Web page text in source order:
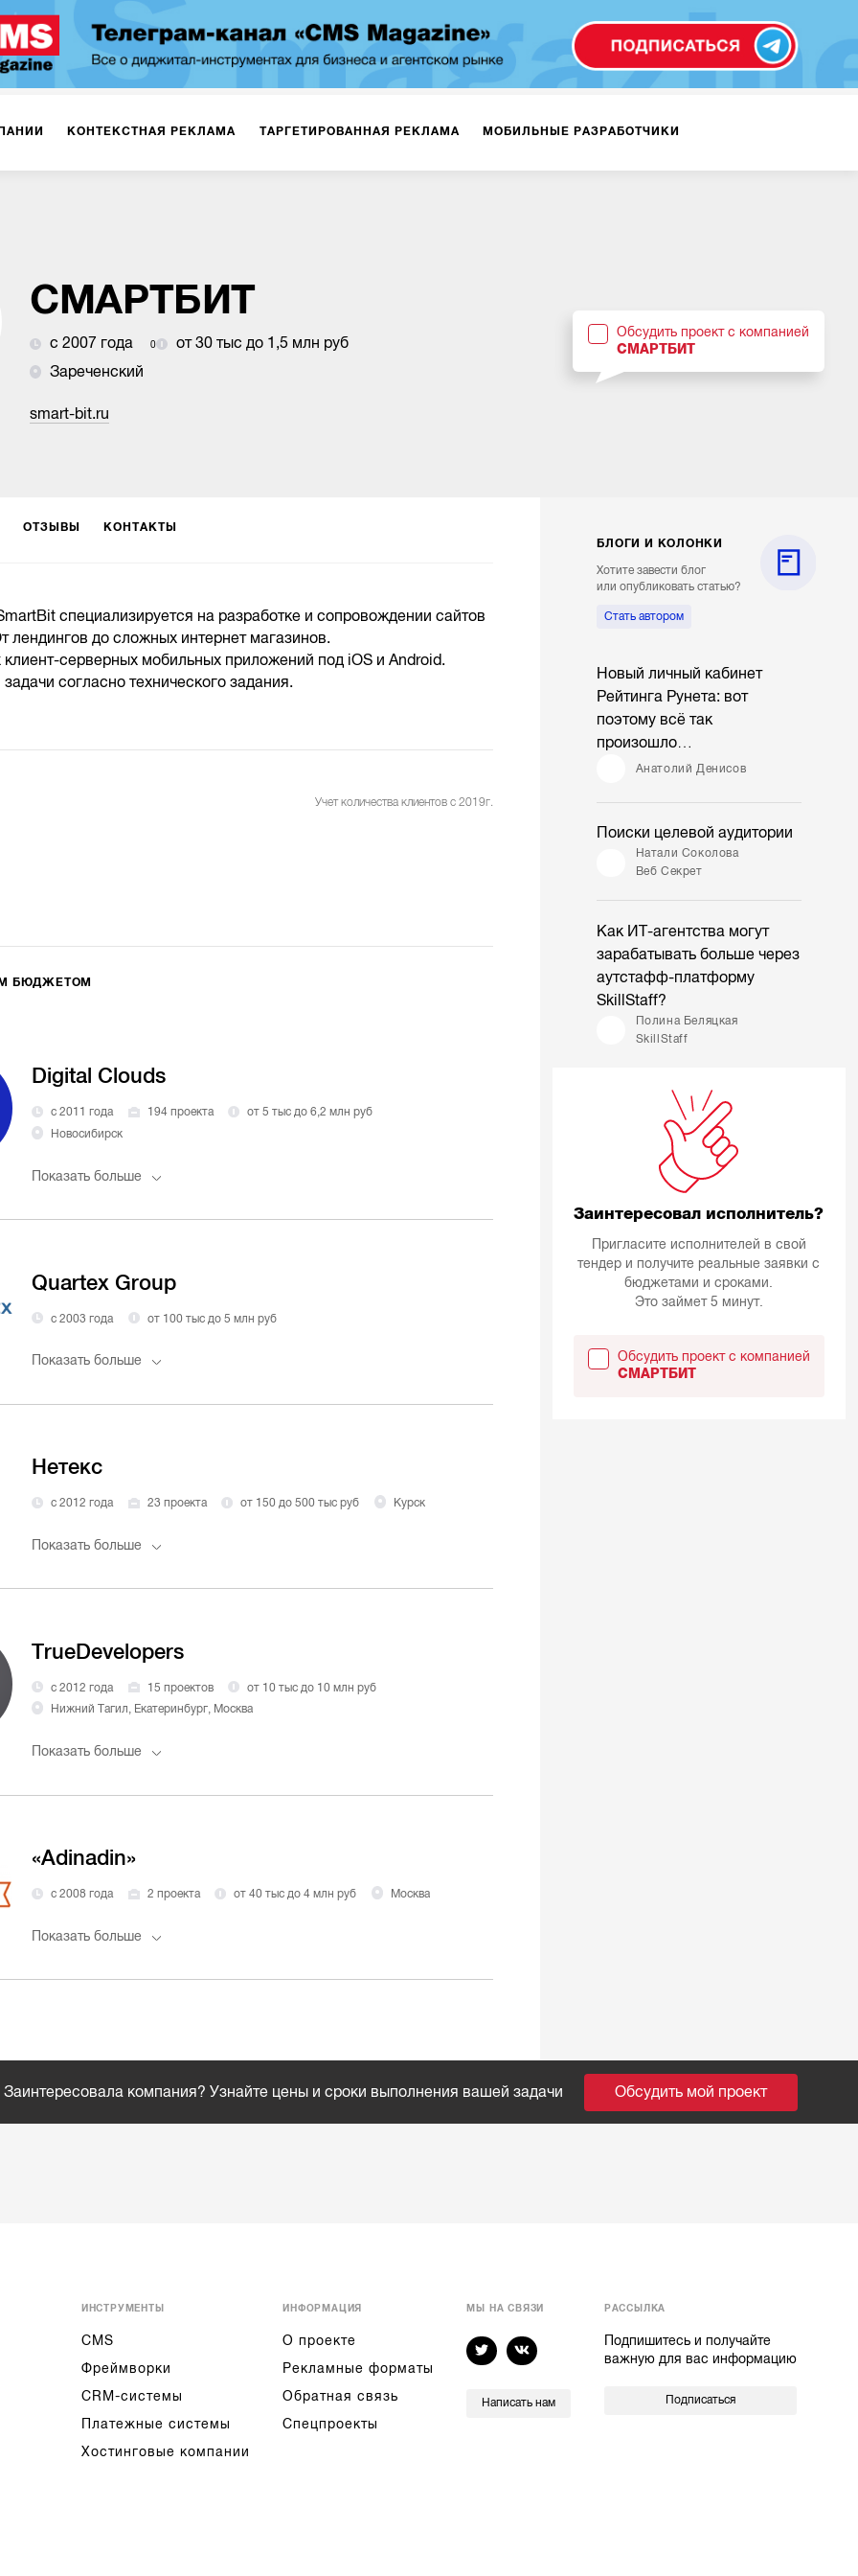
КОНТЕКСТНАЯ РЕКЛАМА ТАРГЕТИРОВАННАЯ РЕКЛАМА МОБИЛЬНЫЕ РАЗРАБОТЧИКИ
РАБОТА С МАРКЕТПЛЕЙСАМИ
СМАРТБИТ
с 2007 года 0
от 30 тыс до 1,5 млн руб
Зареченский
smart-bit.ru
Обсудить проект с компанией
СМАРТБИТ
ОТЗЫВЫ КОНТАКТЫ
специализируется на разработке и сопровождении сайтов
лендингов до сложных интернет магазинов.
клиент-серверных мобильных приложений под iOS и Android.
согласно технического задания.
Учет количества клиентов с 2019г.
БЮДЖЕТОМ
Digital Clouds
с 2011 года 194 проекта
от 5 тыс до 6,2 млн руб
Новосибирск
Показать больше
Quartex Group
с 2003 года от 100 тыс до 5 млн руб
Показать больше
Нетекс
с 2012 года 23 проекта от 150 до 500 тыс руб Курск
Показать больше
TrueDevelopers
с 2012 года 15 проектов
от 10 тыс до 10 млн руб
Нижний Тагил, Екатеринбург, Москва
Показать больше
«Adinadin»
с 2008 года 2 проекта от 40 тыс до 4 млн руб Москва
Показать больше
БЛОГИ И КОЛОНКИ
Хотите завести блог
или опубликовать статью?
Стать автором
Новый личный кабинет
Рейтинга Рунета: вот
поэтому всё так
произошло…
Анатолий Денисов
Поиски целевой аудитории
Натали Соколова
Веб Секрет
Как ИТ-агентства могут
зарабатывать больше через
аутстафф-платформу
SkillStaff?
Полина Беляцкая
SkillStaff
Заинтересовал исполнитель?
Пригласите исполнителей в свой
тендер и получите реальные заявки с
бюджетами и сроками.
Это займет 5 минут.
Обсудить проект с компанией
СМАРТБИТ
Заинтересовала компания? Узнайте цены и сроки выполнения вашей задачи Обсудить мой проект
ИНСТРУМЕНТЫ
CMS
Фреймворки
CRM-системы
Платежные системы
Хостинговые компании
ИНФОРМАЦИЯ
О проекте
Рекламные форматы
Обратная связь
Спецпроекты
МЫ НА СВЯЗИ
Написать нам
РАССЫЛКА
Подпишитесь и получайте
важную для вас информацию
Подписаться